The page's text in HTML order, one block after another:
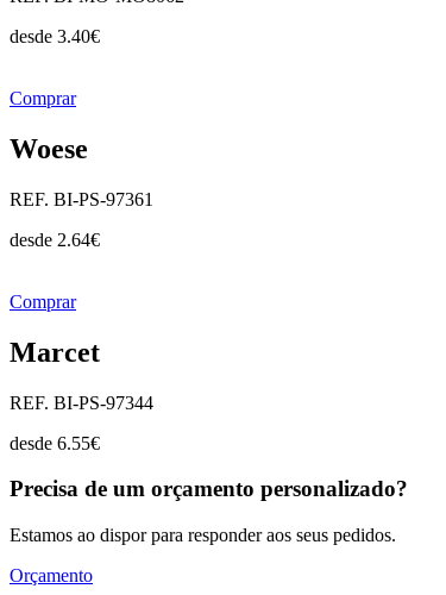
desde 3.40€
Comprar
Woese
REF. BI-PS-97361
desde 2.64€
Comprar
Marcet
REF. BI-PS-97344
desde 6.55€
Precisa de um orçamento personalizado?
Estamos ao dispor para responder aos seus pedidos.
Orçamento